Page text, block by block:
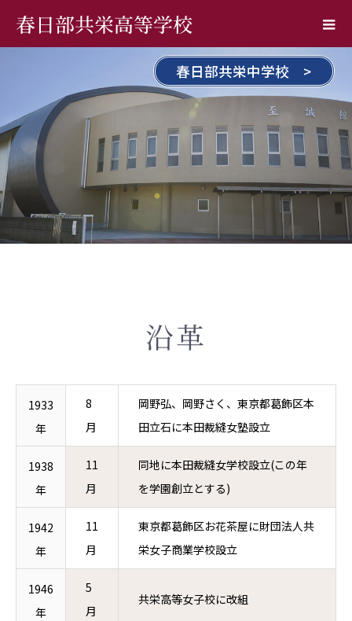
春日部共栄高等学校
春日部共栄中学校 >
沿革
1933
年
8
月
岡野弘、岡野さく、東京都葛飾区本
田立石に本田裁縫女塾設立
1938
年
11
月
同地に本田裁縫女学校設立(この年
を学園創立とする)
1942
年
11
月
東京都葛飾区お花茶屋に財団法人共
栄女子商業学校設立
1946
年
5
月
共栄高等女子校に改組